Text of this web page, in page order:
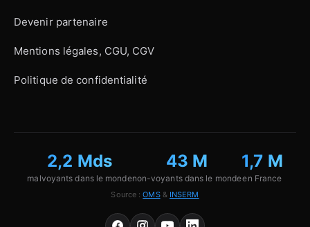
Devenir partenaire
Mentions légales, CGU, CGV
Politique de confidentialité
2,2 Mds
malvoyants dans le monde
43 M
non-voyants dans le monde
1,7 M
en France
Source :OMS& INSERM